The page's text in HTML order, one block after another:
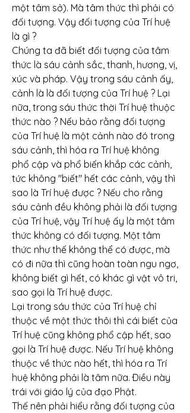
một tâm sở). Mà tâm thức thì phải có
đối tượng. Vậy đối tượng của Trí huệ
là gì ?
Chúng ta đã biết đối tượng của tâm
thức là sáu cảnh sắc, thanh, hương, vị,
xúc và pháp. Vậy trong sáu cảnh ấy,
cảnh là là đối tượng của Trí huệ ? Lại
nữa, trong sáu thức thời Trí huệ thuộc
thức nào ? Nếu bảo rằng đối tượng
của Trí huệ là một cảnh nào đó trong
sáu cảnh, thì hóa ra Trí huệ không
phổ cập và phổ biến khắp các cảnh,
tức không "biết" hết các cảnh, vậy thì
sao là Trí huệ được ? Nếu cho rằng
sáu cảnh đều không phải là đối tượng
của Trí huệ, vậy Trí huệ ấy là một tâm
thức không có đối tượng. Một tâm
thức như thế không thể có được, mà
có đi nữa thì cũng hoàn toàn ngu ngơ,
không biết gì hết, có khác gì vật vô tri,
sao gọi là Trí huệ được.
Lại trong sáu thức của Trí huệ chỉ
thuộc về một thức thôi thì cái biết của
Trí huệ cũng không phổ cập hết, sao
gọi là Trí huệ được. Nếu Trí huệ không
thuộc về thức nào hết, thì hóa ra Trí
huệ không phải là tâm nữa. Ðiều này
trái với giáo lý của đạo Phật.
Thế nên phải hiểu rằng đối tượng của